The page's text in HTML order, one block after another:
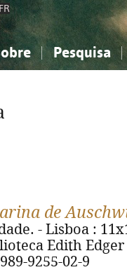
FR
Pesquisa
sociais...
sociais...
de
- Lisboa :
Edith
9255-02-9